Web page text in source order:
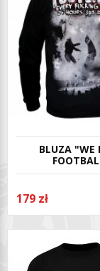
BLUZA "WE
179 zł